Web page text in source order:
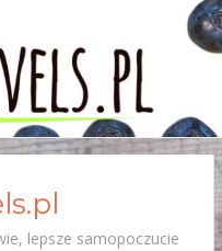
dieta to nie katowanie się
posiłkami za
nie przepadamy, a sposób
uwzględniający ilość i jakość
pokarmów. Najlepiej
rzeczy zdrowe i te które…
lepsze samopoczucie